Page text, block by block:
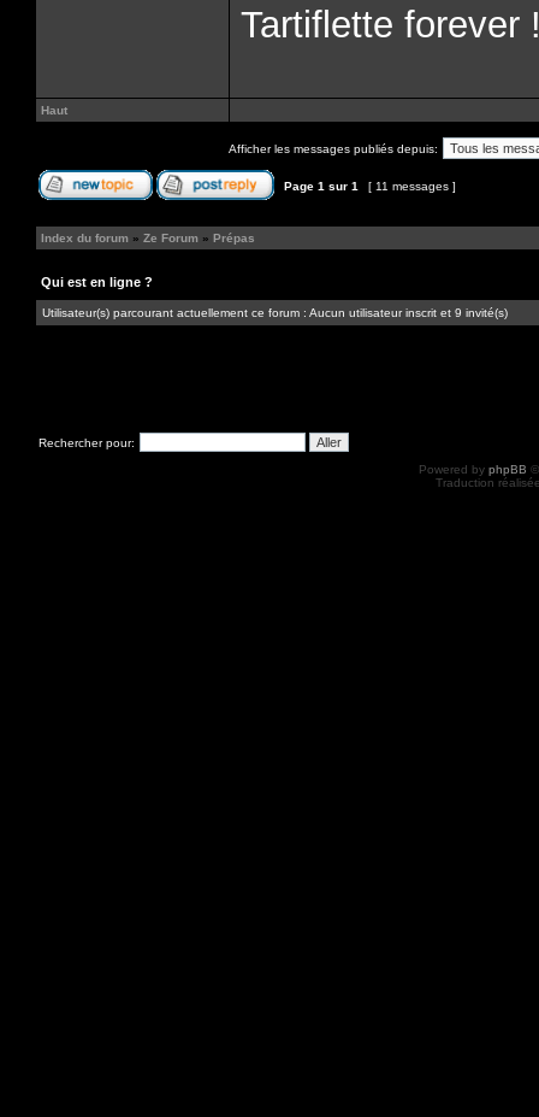
Tartiflette forever
Haut
Afficher les messages publiés depuis:
Page 1 sur 1 [ 11 messages ]
Index du forum » Ze Forum » Prépas
Qui est en ligne ?
Utilisateur(s) parcourant actuellement ce forum : Aucun utilisateur inscrit et 9 invité(s)
Rechercher pour:
Powered by phpBB
Traduction